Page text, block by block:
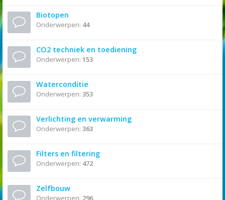
Biotopen
Onderwerpen: 44
CO2 techniek en toediening
Onderwerpen: 153
Waterconditie
Onderwerpen: 353
Verlichting en verwarming
Onderwerpen: 363
Filters en filtering
Onderwerpen: 472
Zelfbouw
Onderwerpen: 296